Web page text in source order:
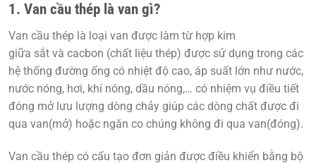
1. Van cầu thép là van gì?
Van cầu thép là loại van được làm từ hợp kim
giữa sắt và cacbon (chất liệu thép) được sử dụng trong các
hệ thống đường ống có nhiệt độ cao, áp suất lớn như nước,
nước nóng, hơi, khí nóng, dầu nóng,… có nhiệm vụ điều tiết
đóng mở lưu lượng dòng chảy giúp các dòng chất được đi
qua van(mở) hoặc ngăn co chúng không đi qua van(đóng).
Van cầu thép có cấu tạo đơn giản được điều khiển bằng bộ